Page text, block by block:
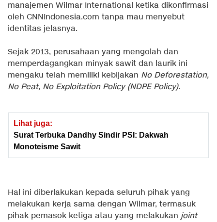
manajemen Wilmar International ketika dikonfirmasi
oleh CNNIndonesia.com tanpa mau menyebut
identitas jelasnya.
Sejak 2013, perusahaan yang mengolah dan
memperdagangkan minyak sawit dan laurik ini
mengaku telah memiliki kebijakan No Deforestation,
No Peat, No Exploitation Policy (NDPE Policy).
Lihat juga:
Surat Terbuka Dandhy Sindir PSI: Dakwah
Monoteisme Sawit
Hal ini diberlakukan kepada seluruh pihak yang
melakukan kerja sama dengan Wilmar, termasuk
pihak pemasok ketiga atau yang melakukan joint